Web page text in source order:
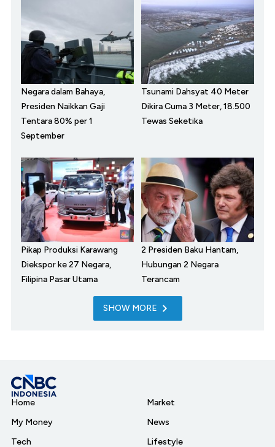
Negara dalam Bahaya,
Presiden Naikkan Gaji
Tentara 80% per 1
September
Tsunami Dahsyat 40 Meter
Dikira Cuma 3 Meter, 18.500
Tewas Seketika
Pikap Produksi Karawang
Diekspor ke 27 Negara,
Filipina Pasar Utama
2 Presiden Baku Hantam,
Hubungan 2 Negara
Terancam
SHOW MORE
Home
My Money
Tech
Market
News
Lifestyle